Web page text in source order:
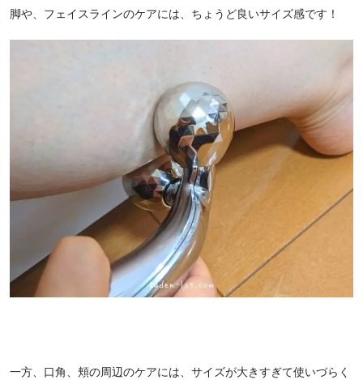
脚や、フェイスラインのケアには、ちょうど良いサイズ感です！
一方、口角、頬の周辺のケアには、サイズが大きすぎて使いづらく